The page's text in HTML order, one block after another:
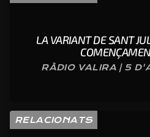
LA VARIANT DE SANT
RÀDIO VALIRA | 5
RELACIONATS